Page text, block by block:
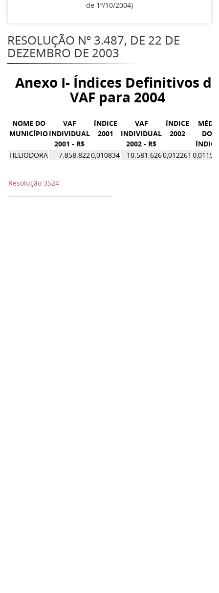
de 1º/10/2004)
RESOLUÇÃO Nº 3.487, DE 22 DE
DEZEMBRO DE 2003
Anexo I- Índices Definitivos
VAF para 2004
NOME DO
MUNICÍPIO
VAF
INDIVIDUAL
2001 - R$
ÍNDICE
2001
VAF
INDIVIDUAL
2002 - R$
ÍNDICE
2002
DOS
HELIODORA
7.858.8220,010834 10.581.6260,012261
Resolução 3524